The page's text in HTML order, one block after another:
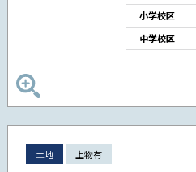
小学校区
中学校区
土地 上物有